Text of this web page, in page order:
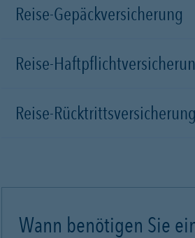
Reise-Gepäckversicherung
Reise-
Reise-Rücktrittsversicherung
Wann benötigen Sie